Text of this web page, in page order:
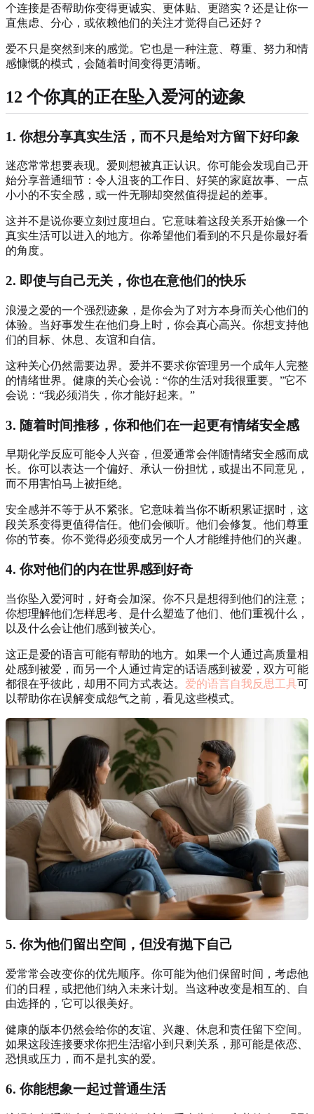
个连接是否帮助你变得更诚实、更体贴、更踏实？还是让你一
直焦虑、分心，或依赖他们的关注才觉得自己还好？
爱不只是突然到来的感觉。它也是一种注意、尊重、努力和情
感慷慨的模式，会随着时间变得更清晰。
12 个你真的正在坠入爱河的迹象
1. 你想分享真实生活，而不只是给对方留下好印象
迷恋常常想要表现。爱则想被真正认识。你可能会发现自己开
始分享普通细节：令人沮丧的工作日、好笑的家庭故事、一点
小小的不安全感，或一件无聊却突然值得提起的差事。
这并不是说你要立刻过度坦白。它意味着这段关系开始像一个
真实生活可以进入的地方。你希望他们看到的不只是你最好看
的角度。
2. 即使与自己无关，你也在意他们的快乐
浪漫之爱的一个强烈迹象，是你会为了对方本身而关心他们的
体验。当好事发生在他们身上时，你会真心高兴。你想支持他
们的目标、休息、友谊和自信。
这种关心仍然需要边界。爱并不要求你管理另一个成年人完整
的情绪世界。健康的关心会说：“你的生活对我很重要。”它不
会说：“我必须消失，你才能好起来。”
3. 随着时间推移，你和他们在一起更有情绪安全感
早期化学反应可能令人兴奋，但爱通常会伴随情绪安全感而成
长。你可以表达一个偏好、承认一份担忧，或提出不同意见，
而不用害怕马上被拒绝。
安全感并不等于从不紧张。它意味着当你不断积累证据时，这
段关系变得更值得信任。他们会倾听。他们会修复。他们尊重
你的节奏。你不觉得必须变成另一个人才能维持他们的兴趣。
4. 你对他们的内在世界感到好奇
当你坠入爱河时，好奇会加深。你不只是想得到他们的注意；
你想理解他们怎样思考、是什么塑造了他们、他们重视什么，
以及什么会让他们感到被关心。
这正是爱的语言可能有帮助的地方。如果一个人通过高质量相
处感到被爱，而另一个人通过肯定的话语感到被爱，双方可能
都很在乎彼此，却用不同方式表达。 爱的语言自我反思工具可
以帮助你在误解变成怨气之前，看见这些模式。
5. 你为他们留出空间，但没有抛下自己
爱常常会改变你的优先顺序。你可能为他们保留时间，考虑他
们的日程，或把他们纳入未来计划。当这种改变是相互的、自
由选择的，它可以很美好。
健康的版本仍然会给你的友谊、兴趣、休息和责任留下空间。
如果这段连接要求你把生活缩小到只剩关系，那可能是依恋、
恐惧或压力，而不是扎实的爱。
6. 你能想象一起过普通生活